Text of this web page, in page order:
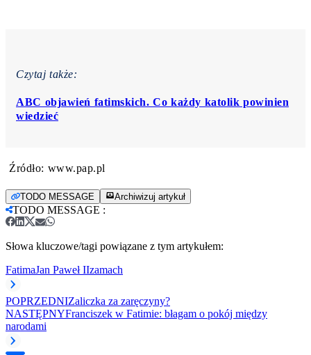
Czytaj także:
ABC objawień fatimskich. Co każdy katolik powinien
wiedzieć
Źródło: www.pap.pl
TODO MESSAGE Archiwizuj artykuł
TODO MESSAGE :
Słowa kluczowe/tagi powiązane z tym artykułem:
FatimaJan Paweł IIzamach
POPRZEDNIZaliczka za zaręczyny?
NASTĘPNYFranciszek w Fatimie: błagam o pokój między
narodami